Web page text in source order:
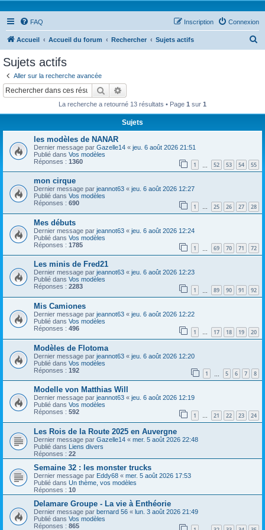
FAQ Connexion
Inscription
Accueil Accueil du forum Rechercher Sujets actifs
Sujets actifs
Aller sur la recherche avancée
Rechercher
La recherche a retourné 13 résultats • Page 1 sur 1
Sujets
les modèles de NANAR
Dernier message par Gazelle14 « jeu. 6 août 2026 21:51
Publié dans Vos modèles
Réponses : 1360 1 52 53 54 55
mon cirque
Dernier message par jeannot63 « jeu. 6 août 2026 12:27
Publié dans Vos modèles
Réponses : 690 1 … 25 26 27 28
Mes débuts
Dernier message par jeannot63 « jeu. 6 août 2026 12:24
Publié dans Vos modèles
Réponses : 1785 1 69 70 71 72
Les minis de Fred21
Dernier message par jeannot63 « jeu. 6 août 2026 12:23
Publié dans Vos modèles
Réponses : 2283 1 89 90 91 92
Mis Camiones
Dernier message par jeannot63 « jeu. 6 août 2026 12:22
Publié dans Vos modèles
Réponses : 496 1 … 17 18 19 20
Modèles de Flotoma
Dernier message par jeannot63 « jeu. 6 août 2026 12:20
Publié dans Vos modèles
Réponses : 192 1 5 6 7 8
Modelle von Matthias Will
Dernier message par jeannot63 « jeu. 6 août 2026 12:19
Publié dans Vos modèles
Réponses : 592 1 … 21 22 23 24
Les Rois de la Route 2025 en Auvergne
Dernier message par Gazelle14 « mer. 5 août 2026 22:48
Publié dans Liens divers
Réponses : 22
Semaine 32 : les monster trucks
Dernier message par Eddy68 « mer. 5 août 2026 17:53
Publié dans Un thème, vos modèles
Réponses : 10
Delamare Groupe - La vie à Enthéorie
Dernier message par bernard 56 « lun. 3 août 2026 21:49
Publié dans Vos modèles
Réponses : 865